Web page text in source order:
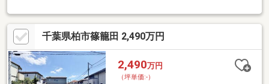
千葉県柏市篠籠田 2,490万円
2,490万円
（坪単価:-）